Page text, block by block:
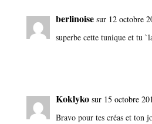
berlinoise sur 12 octobre
superbe cette tunique et tu
Koklyko sur 15 octobre
Bravo pour tes créas et ton